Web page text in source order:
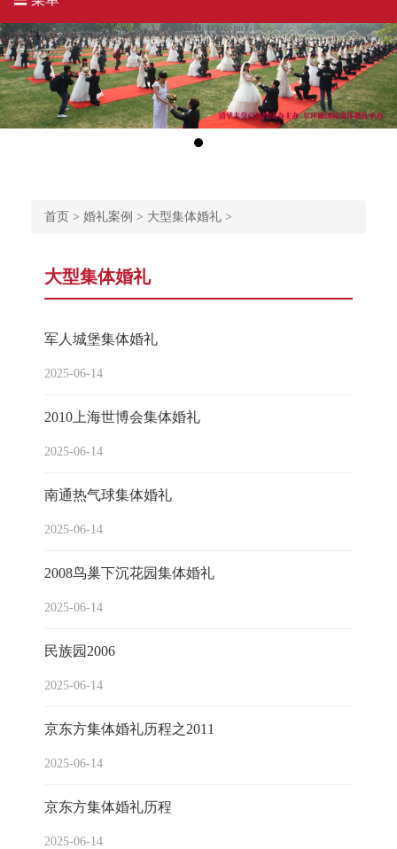
首页 > 婚礼案例 > 大型集体婚礼 >
大型集体婚礼
军人城堡集体婚礼
2025-06-14
2010上海世博会集体婚礼
2025-06-14
南通热气球集体婚礼
2025-06-14
2008鸟巢下沉花园集体婚礼
2025-06-14
民族园2006
2025-06-14
京东方集体婚礼历程之2011
2025-06-14
京东方集体婚礼历程
2025-06-14